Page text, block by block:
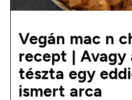
Vegán mac n
recept | Avagy
tészta egy
ismert arca